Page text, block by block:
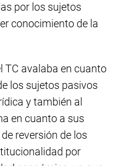
por los sujetos
conocimiento de la
TC avalaba en cuanto
los sujetos pasivos
y también al
en cuanto a sus
reversión de los
por